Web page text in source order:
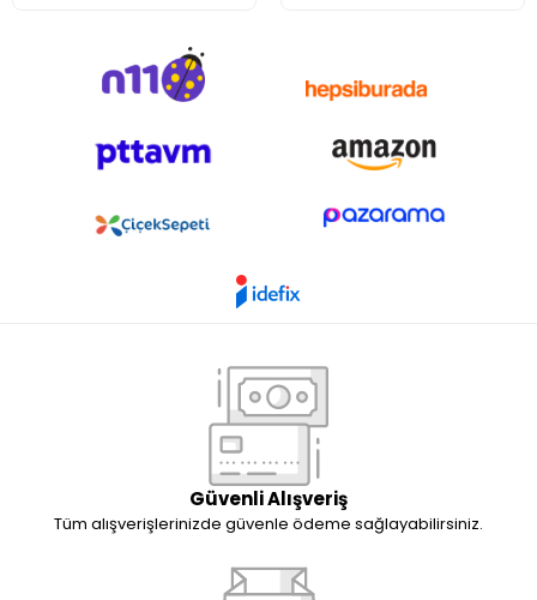
Güvenli Alışveriş
Tüm alışverişlerinizde güvenle ödeme sağlayabilirsiniz.